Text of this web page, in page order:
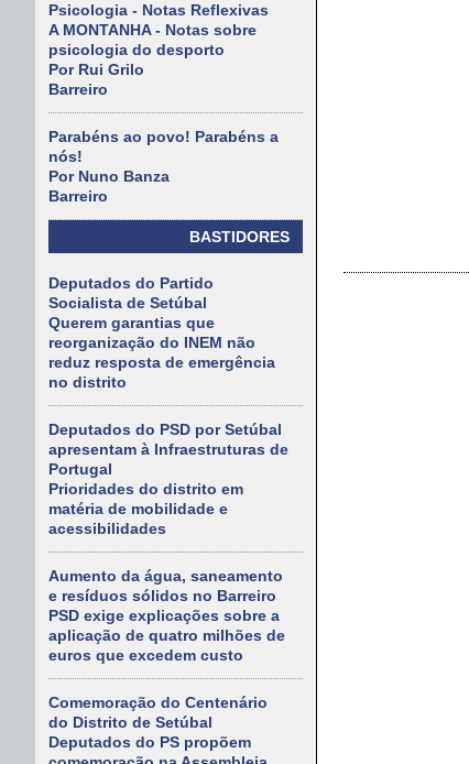
Psicologia - Notas Reflexivas
A MONTANHA - Notas sobre
psicologia do desporto
Por Rui Grilo
Barreiro
Parabéns ao povo! Parabéns a
nós!
Por Nuno Banza
Barreiro
BASTIDORES
Deputados do Partido
Socialista de Setúbal
Querem garantias que
reorganização do INEM não
reduz resposta de emergência
no distrito
Deputados do PSD por Setúbal
apresentam à Infraestruturas de
Portugal
Prioridades do distrito em
matéria de mobilidade e
acessibilidades
Aumento da água, saneamento
e resíduos sólidos no Barreiro
PSD exige explicações sobre a
aplicação de quatro milhões de
euros que excedem custo
Comemoração do Centenário
do Distrito de Setúbal
Deputados do PS propõem